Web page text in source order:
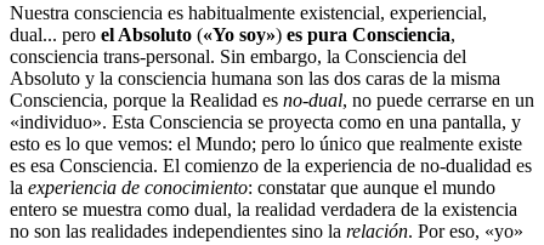
Nuestra consciencia es habitualmente existencial, experiencial,
dual... pero el Absoluto («Yo soy») es pura Consciencia,
consciencia trans-personal. Sin embargo, la Consciencia del
Absoluto y la consciencia humana son las dos caras de la misma
Consciencia, porque la Realidad es no-dual, no puede cerrarse en un
«individuo». Esta Consciencia se proyecta como en una pantalla, y
esto es lo que vemos: el Mundo; pero lo único que realmente existe
es esa Consciencia. El comienzo de la experiencia de no-dualidad es
la experiencia de conocimiento: constatar que aunque el mundo
entero se muestra como dual, la realidad verdadera de la existencia
no son las realidades independientes sino la relación. Por eso, «yo»